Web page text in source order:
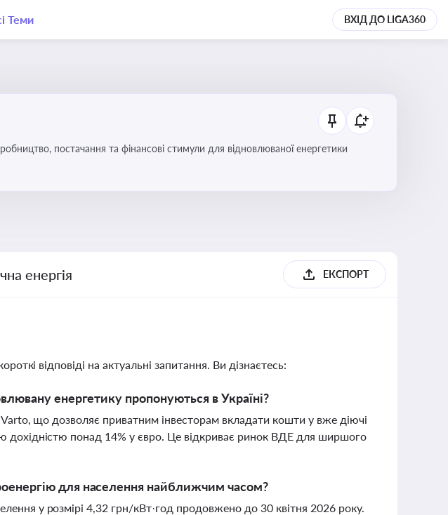
Теми ВХІД ДО LIGA360
постачання та фінансові стимули для відновлюваної енергетики
енергія ЕКСПОРТ
відповіді на актуальні запитання. Ви дізнаєтесь:
енергетику пропонуються в Україні?
Varto, що дозволяє приватним інвесторам вкладати кошти у вже діючі
дохідністю понад 14% у євро. Це відкриває ринок ВДЕ для ширшого
для населення найближчим часом?
у розмірі 4,32 грн/кВт·год продовжено до 30 квітня 2026 року.